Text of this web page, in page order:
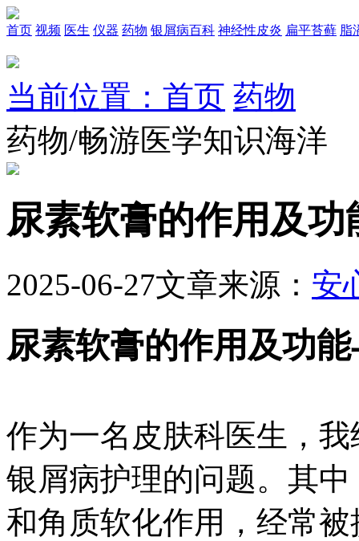
首页 视频 医生 仪器 药物 银屑病百科 神经性皮炎 扁平苔藓 脂
当前位置：首页 药物
药物/畅游医学知识海洋
尿素软膏的作用及功
2025-06-27文章来源： 安
尿素软膏的作用及功
作为一名皮肤科医生，
银屑病护理的问题。其
和角质软化作用，经常